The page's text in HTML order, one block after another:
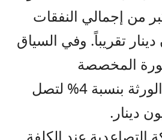
من إجمالي النفقات
مليون دينار تقريباً. وفي السياق
المخصصة
للمستفيدين من الورثة بنسبة 4% لتصل